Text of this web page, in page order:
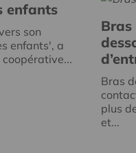
enfants
son
enfants', a
Bras
Bras
plus
et...